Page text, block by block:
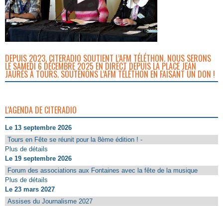
DEPUIS 2023, CITERADIO SOUTIENT L’AFM TÉLÉTHON. NOUS SERONS
LE SAMEDI 6 DÉCEMBRE 2025 EN DIRECT DEPUIS LA PLACE JEAN
JAURÈS À TOURS. SOUTENONS L’AFM TÉLÉTHON EN FAISANT UN DON !
L'AGENDA DE CITERADIO
Le 13 septembre 2026
Tours en Fête se réunit pour la 8ème édition ! -
Plus de détails
Le 19 septembre 2026
Forum des associations aux Fontaines avec la fête de la musique
Plus de détails
Le 23 mars 2027
Assises du Journalisme 2027